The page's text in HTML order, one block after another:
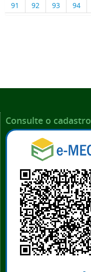
91
92 93 94
Consulte o